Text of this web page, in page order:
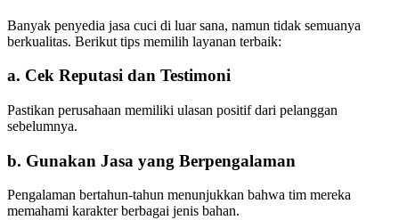
Banyak penyedia jasa cuci di luar sana, namun tidak semuanya
berkualitas. Berikut tips memilih layanan terbaik:
a. Cek Reputasi dan Testimoni
Pastikan perusahaan memiliki ulasan positif dari pelanggan
sebelumnya.
b. Gunakan Jasa yang Berpengalaman
Pengalaman bertahun-tahun menunjukkan bahwa tim mereka
memahami karakter berbagai jenis bahan.